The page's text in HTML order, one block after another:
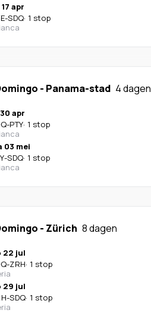
apr
-SDQ· 1 stop
- Panama-stad 4 dagen
apr
-PTY· 1 stop
03 mei
-SDQ· 1 stop
- Zürich 8 dagen
22 jul
-ZRH· 1 stop
29 jul
-SDQ· 1 stop